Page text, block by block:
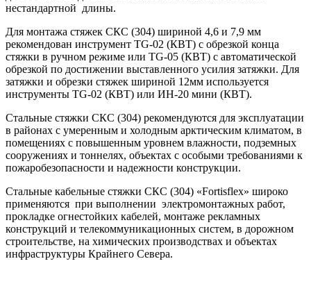
нестандартной длины.
Для монтажа стяжек СКС (304) шириной 4,6 и 7,9 мм
рекомендован инструмент TG-02 (КВТ) с обрезкой конца
стяжки в ручном режиме или TG-05 (КВТ) с автоматической
обрезкой по достижении выставленного усилия затяжки. Для
затяжки и обрезки стяжек шириной 12мм используется
инструменты TG-02 (КВТ) или ИН-20 мини (КВТ).
Стальные стяжки СКС (304) рекомендуются для эксплуатации
в районах с умеренным и холодным арктическим климатом, в
помещениях с повышенным уровнем влажности, подземных
сооружениях и тоннелях, объектах с особыми требованиями к
пожаробезопасности и надежности конструкции.
Стальные кабельные стяжки СКС (304) «Fortisflex» широко
применяются при выполнении электромонтажных работ,
прокладке огнестойких кабелей, монтаже рекламных
конструкций и телекоммуникационных систем, в дорожном
строительстве, на химических производствах и объектах
инфраструктуры Крайнего Севера.